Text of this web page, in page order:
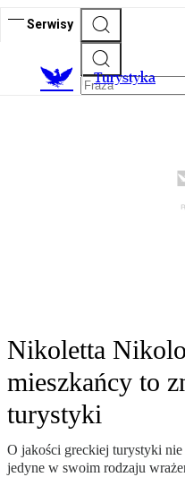
Serwisy
Turystyka
Nikoletta
mieszkańcy to
turystyki
O jakości greckiej turystyki
jedyne w swoim rodzaju